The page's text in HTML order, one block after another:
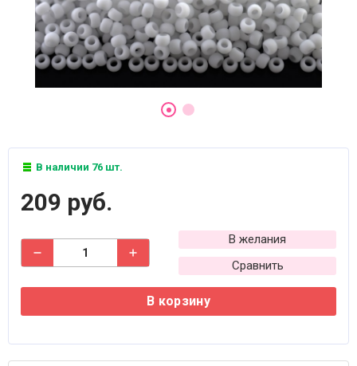
В наличии 76 шт.
209 руб.
В желания
Сравнить
В корзину